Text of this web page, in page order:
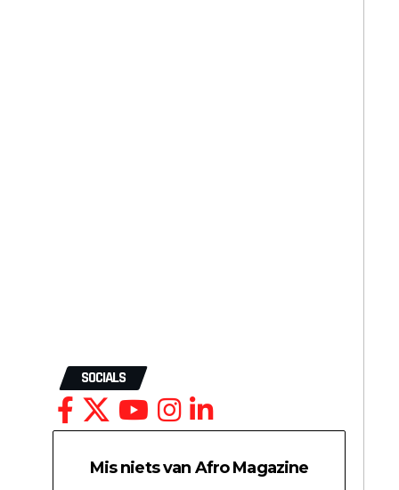
SOCIALS
Mis niets van Afro Magazine